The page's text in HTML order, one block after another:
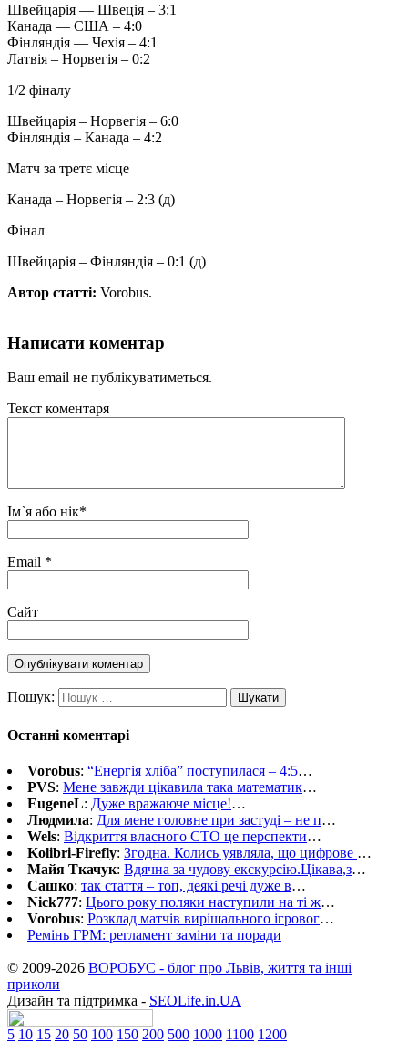
Швейцарія — Швеція – 3:1
Канада — США – 4:0
Фінляндія — Чехія – 4:1
Латвія – Норвегія – 0:2
1/2 фіналу
Швейцарія – Норвегія – 6:0
Фінляндія – Канада – 4:2
Матч за третє місце
Канада – Норвегія – 2:3 (д)
Фінал
Швейцарія – Фінляндія – 0:1 (д)
Автор статті: Vorobus.
Написати коментар
Ваш email не публікуватиметься.
Текст коментаря
Ім`я або нік*
Email *
Сайт
Пошук:
Останні коментарі
Vorobus: “Енергія хліба” поступилася – 4:5…
PVS: Мене завжди цікавила така математик…
EugeneL: Дуже вражаюче місце!…
Людмила: Для мене головне при застуді – не п…
Wels: Відкриття власного СТО це перспекти…
Kolibri-Firefly: Згодна. Колись уявляла, що цифрове …
Майя Ткачук: Вдячна за чудову екскурсію.Цікава,з…
Сашко: так стаття – топ, деякі речі дуже в…
Nick777: Цього року поляки наступили на ті ж…
Vorobus: Розклад матчів вирішального ігровог…
Ремінь ГРМ: регламент заміни та поради
© 2009-2026 ВОРОБУС - блог про Львів, життя та інші
приколи
Дизайн та підтримка - SEOLife.in.UA
5 10 15 20 50 100 150 200 500 1000 1100 1200